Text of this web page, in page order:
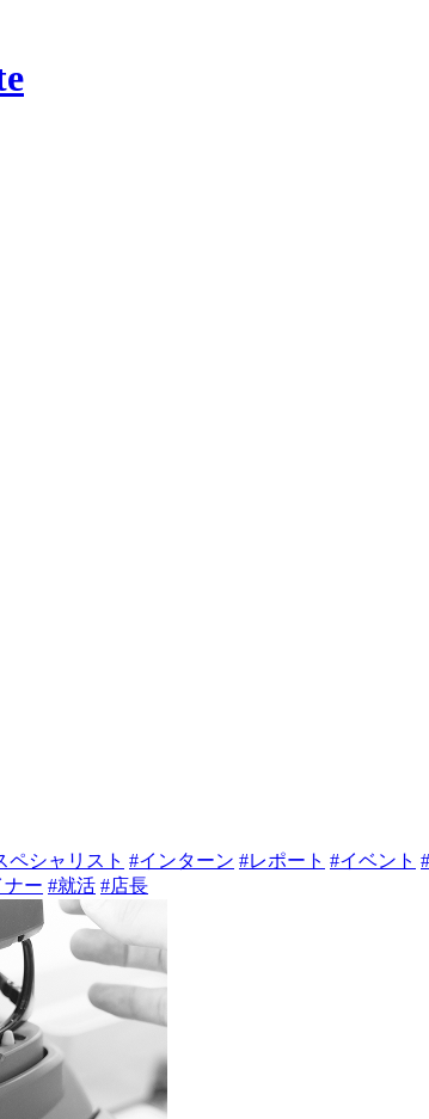
ペシャリスト #インターン #レポート #イベント
ナー #就活 #店長